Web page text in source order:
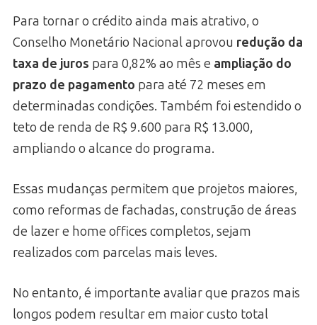
Para tornar o crédito ainda mais atrativo, o
Conselho Monetário Nacional aprovou redução da
taxa de juros para 0,82% ao mês e ampliação do
prazo de pagamento para até 72 meses em
determinadas condições. Também foi estendido o
teto de renda de R$ 9.600 para R$ 13.000,
ampliando o alcance do programa.
Essas mudanças permitem que projetos maiores,
como reformas de fachadas, construção de áreas
de lazer e home offices completos, sejam
realizados com parcelas mais leves.
No entanto, é importante avaliar que prazos mais
longos podem resultar em maior custo total